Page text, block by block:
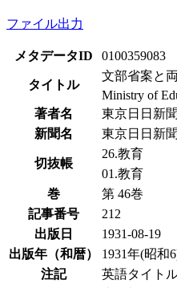
ファイル出力
メタデータID 0100359083
タイトル
文部省案と
Ministry of
著者名
東京日日新聞
新聞名
東京日日新聞
切抜帳
26.教育
01.教育
巻
第 46巻
記事番号
212
出版日
1931-08-19
出版年（和暦）
1931年(昭和
注記
英語タイト